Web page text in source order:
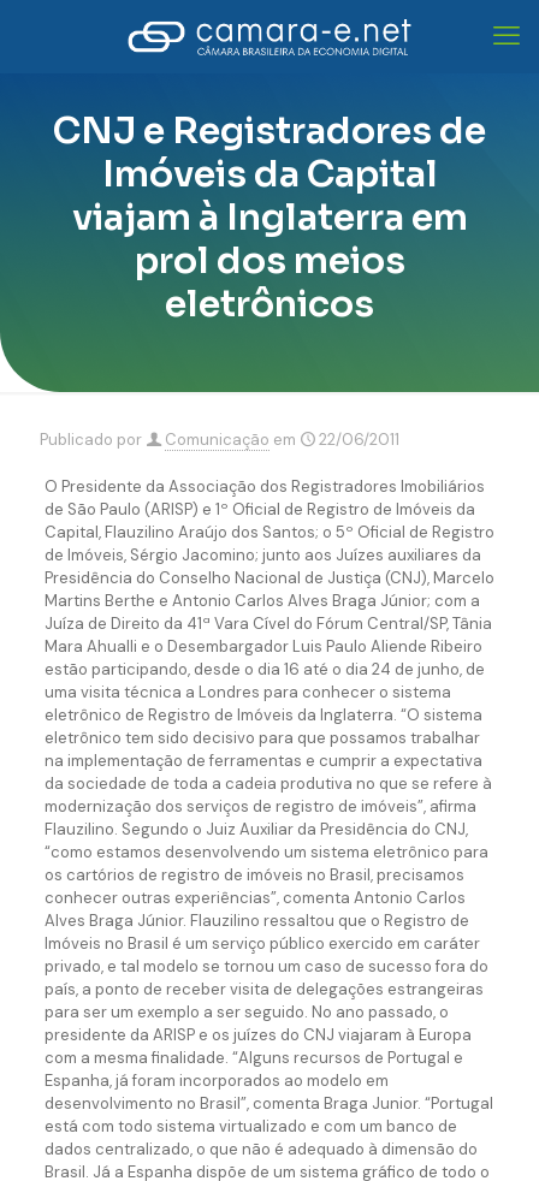
CNJ e Registradores de
Imóveis da Capital
viajam à Inglaterra em
prol dos meios
eletrônicos
Publicado por Comunicação em 22/06/2011
O Presidente da Associação dos Registradores Imobiliários
de São Paulo (ARISP) e 1º Oficial de Registro de Imóveis da
Capital, Flauzilino Araújo dos Santos; o 5º Oficial de Registro
de Imóveis, Sérgio Jacomino; junto aos Juízes auxiliares da
Presidência do Conselho Nacional de Justiça (CNJ), Marcelo
Martins Berthe e Antonio Carlos Alves Braga Júnior; com a
Juíza de Direito da 41ª Vara Cível do Fórum Central/SP, Tânia
Mara Ahualli e o Desembargador Luis Paulo Aliende Ribeiro
estão participando, desde o dia 16 até o dia 24 de junho, de
uma visita técnica a Londres para conhecer o sistema
eletrônico de Registro de Imóveis da Inglaterra. “O sistema
eletrônico tem sido decisivo para que possamos trabalhar
na implementação de ferramentas e cumprir a expectativa
da sociedade de toda a cadeia produtiva no que se refere à
modernização dos serviços de registro de imóveis”, afirma
Flauzilino. Segundo o Juiz Auxiliar da Presidência do CNJ,
“como estamos desenvolvendo um sistema eletrônico para
os cartórios de registro de imóveis no Brasil, precisamos
conhecer outras experiências”, comenta Antonio Carlos
Alves Braga Júnior. Flauzilino ressaltou que o Registro de
Imóveis no Brasil é um serviço público exercido em caráter
privado, e tal modelo se tornou um caso de sucesso fora do
país, a ponto de receber visita de delegações estrangeiras
para ser um exemplo a ser seguido. No ano passado, o
presidente da ARISP e os juízes do CNJ viajaram à Europa
com a mesma finalidade. “Alguns recursos de Portugal e
Espanha, já foram incorporados ao modelo em
desenvolvimento no Brasil”, comenta Braga Junior. “Portugal
está com todo sistema virtualizado e com um banco de
dados centralizado, o que não é adequado à dimensão do
Brasil. Já a Espanha dispõe de um sistema gráfico de todo o